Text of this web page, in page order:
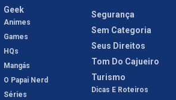
Geek
Animes
Games
HQs
Mangás
O Papai Nerd
Séries
Segurança
Sem Categoria
Seus Direitos
Tom Do Cajueiro
Turismo
Dicas E Roteiros